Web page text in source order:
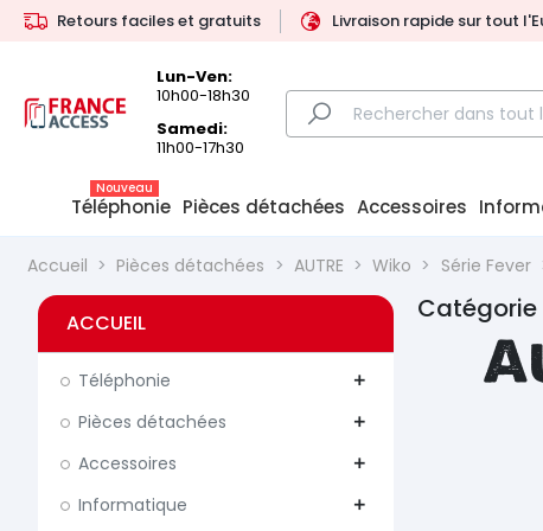
Retours faciles et gratuits Livraison rapide sur tout
Lun-Ven:
10h00-18h30
Samedi:
11h00-17h30
Téléphonie
Nouveau
Pièces détachées Accessoires
Accueil Pièces détachées AUTRE Wiko Série Fever
ACCUEIL
Téléphonie add
Pièces détachées add
Accessoires add
Informatique add
Catégorie